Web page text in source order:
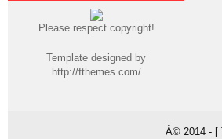
Please respect copyright!
Template designed by
http://fthemes.com/
Â© 2014 - [